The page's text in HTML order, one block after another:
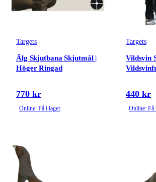
Targets
Älg Skjutbana Skjutmål |
Höger Ringad
770 kr
Online: Få i lager
Targets
Vildsvin
440 kr
Online: Få